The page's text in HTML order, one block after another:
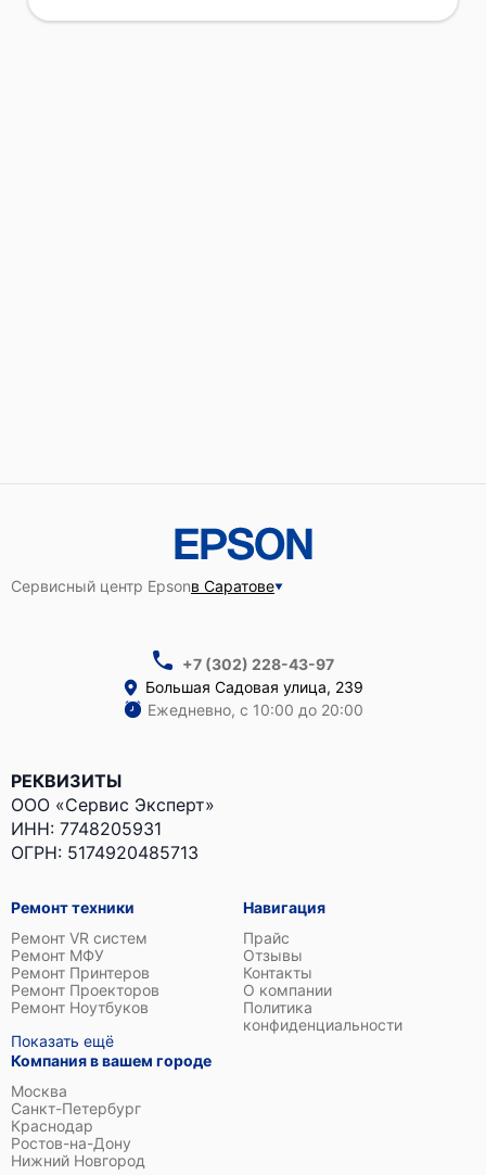
Сервисный центр Epsonв Саратове
+7 (302) 228-43-97
Большая Садовая улица, 239
Ежедневно, с 10:00 до 20:00
РЕКВИЗИТЫ
ООО «Сервис Эксперт»
ИНН: 7748205931
ОГРН: 5174920485713
Ремонт техники
Ремонт VR систем
Ремонт МФУ
Ремонт Принтеров
Ремонт Проекторов
Ремонт Ноутбуков
Показать ещё
Компания в вашем городе
Москва
Санкт-Петербург
Краснодар
Ростов-на-Дону
Нижний Новгород
Навигация
Прайс
Отзывы
Контакты
О компании
Политика
конфиденциальности